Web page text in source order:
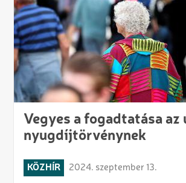
Vegyes a fogadtatása az
nyugdíjtörvénynek
KÖZHÍR 2024. szeptember 13.